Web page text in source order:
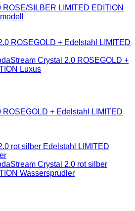
SILBER LIMITED EDITION
ROSEGOLD + Edelstahl LIMITED